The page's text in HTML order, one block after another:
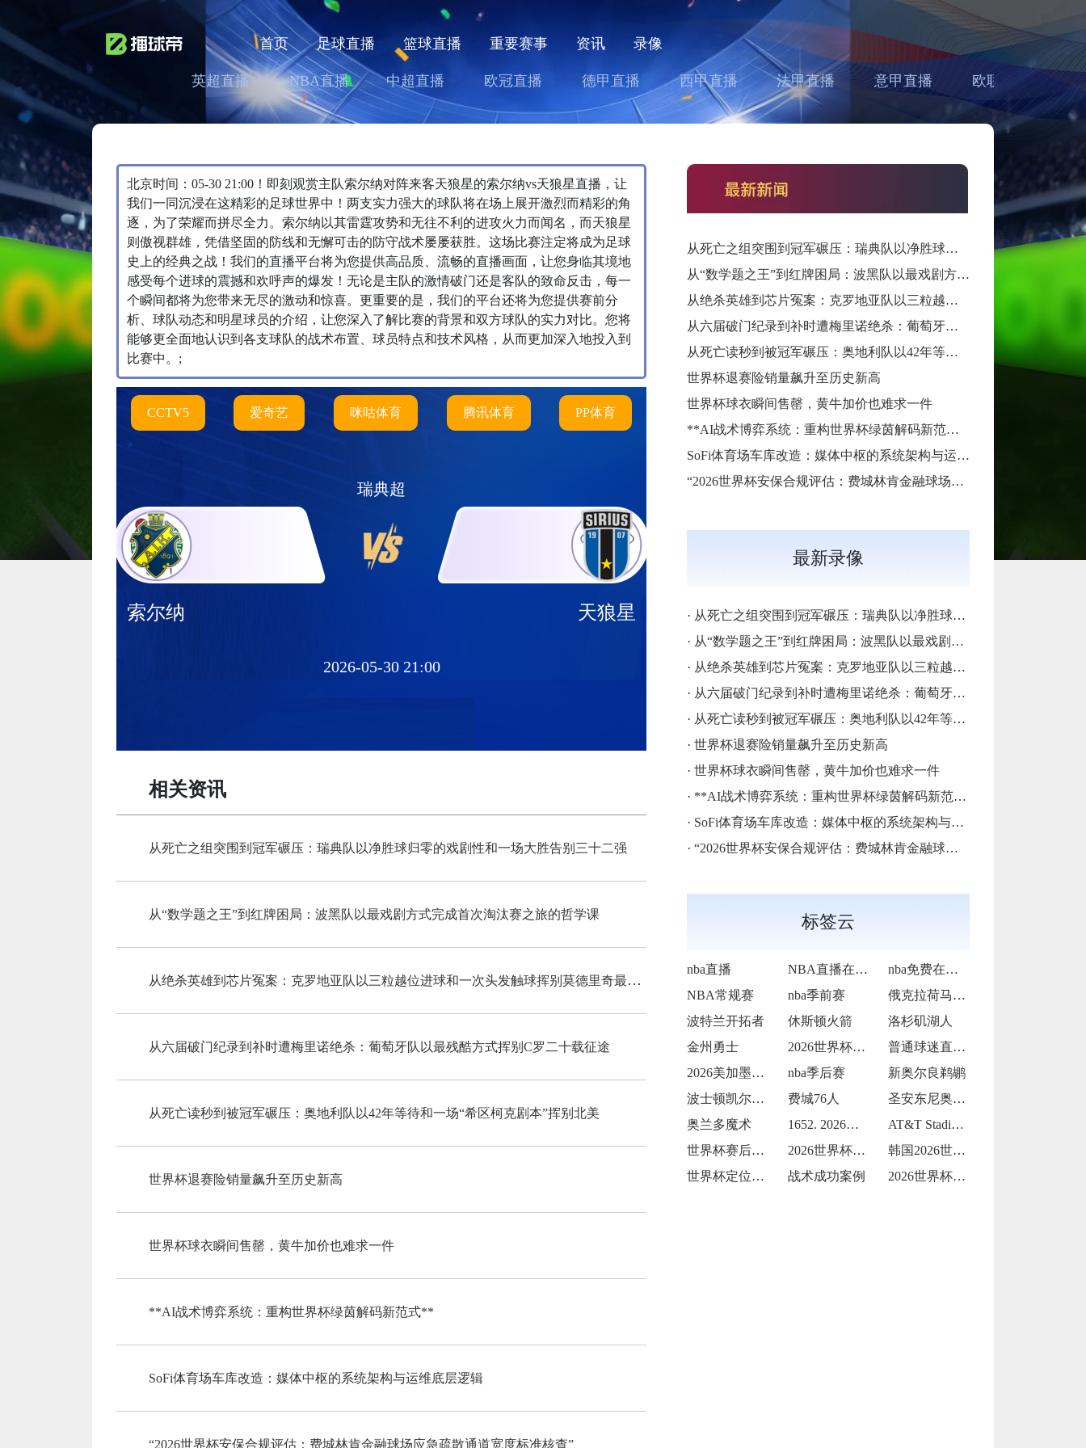
首页 足球直播 篮球直播 重要赛事 资讯 录像
英超直播 NBA直播 中超直播 欧冠直播 德甲直播 西甲直播 法甲直播 意甲直播 欧联直播
北京时间：05-30 21:00！即刻观赏主队索尔纳对阵来客天狼星的索尔纳vs天狼星直播，让
我们一同沉浸在这精彩的足球世界中！两支实力强大的球队将在场上展开激烈而精彩的角
逐，为了荣耀而拼尽全力。索尔纳以其雷霆攻势和无往不利的进攻火力而闻名，而天狼星
则傲视群雄，凭借坚固的防线和无懈可击的防守战术屡屡获胜。这场比赛注定将成为足球
史上的经典之战！我们的直播平台将为您提供高品质、流畅的直播画面，让您身临其境地
感受每个进球的震撼和欢呼声的爆发！无论是主队的激情破门还是客队的致命反击，每一
个瞬间都将为您带来无尽的激动和惊喜。更重要的是，我们的平台还将为您提供赛前分
析、球队动态和明星球员的介绍，让您深入了解比赛的背景和双方球队的实力对比。您将
能够更全面地认识到各支球队的战术布置、球员特点和技术风格，从而更加深入地投入到
比赛中。;
CCTV5 爱奇艺 咪咕体育 腾讯体育 PP体育
瑞典超
索尔纳 天狼星
2026-05-30 21:00
相关资讯
从死亡之组突围到冠军碾压：瑞典队以净胜球归零的戏剧性和一场大胜告别三十二强
从“数学题之王”到红牌困局：波黑队以最戏剧方式完成首次淘汰赛之旅的哲学课
从绝杀英雄到芯片冤案：克罗地亚队以三粒越位进球和一次头发触球挥别莫德里奇最后一舞
从六届破门纪录到补时遭梅里诺绝杀：葡萄牙队以最残酷方式挥别C罗二十载征途
从死亡读秒到被冠军碾压：奥地利队以42年等待和一场“希区柯克剧本”挥别北美
世界杯退赛险销量飙升至历史新高
世界杯球衣瞬间售罄，黄牛加价也难求一件
**AI战术博弈系统：重构世界杯绿茵解码新范式**
SoFi体育场车库改造：媒体中枢的系统架构与运维底层逻辑
“2026世界杯安保合规评估：费城林肯金融球场应急疏散通道宽度标准核查”
从死亡之组突围到冠军碾压：瑞典队以净胜球归零的戏剧性和一场大胜告别三十二强
从“数学题之王”到红牌困局：波黑队以最戏剧方式完成首次淘汰赛之旅的哲学课
从绝杀英雄到芯片冤案：克罗地亚队以三粒越位进球和一次头发触球挥别莫德里奇最后一舞
从六届破门纪录到补时遭梅里诺绝杀：葡萄牙队以最残酷方式挥别C罗二十载征途
从死亡读秒到被冠军碾压：奥地利队以42年等待和一场“希区柯克剧本”挥别北美
世界杯退赛险销量飙升至历史新高
世界杯球衣瞬间售罄，黄牛加价也难求一件
**AI战术博弈系统：重构世界杯绿茵解码新范式**
SoFi体育场车库改造：媒体中枢的系统架构与运维底层逻辑
“2026世界杯安保合规评估：费城林肯金融球场应急疏散通道宽度标准核查”
最新录像
· 从死亡之组突围到冠军碾压：瑞典队以净胜球归零的戏剧性和一场大胜告别三十二强
· 从“数学题之王”到红牌困局：波黑队以最戏剧方式完成首次淘汰赛之旅的哲学课
· 从绝杀英雄到芯片冤案：克罗地亚队以三粒越位进球和一次头发触球挥别莫德里奇最后一舞
· 从六届破门纪录到补时遭梅里诺绝杀：葡萄牙队以最残酷方式挥别C罗二十载征途
· 从死亡读秒到被冠军碾压：奥地利队以42年等待和一场“希区柯克剧本”挥别北美
· 世界杯退赛险销量飙升至历史新高
· 世界杯球衣瞬间售罄，黄牛加价也难求一件
· **AI战术博弈系统：重构世界杯绿茵解码新范式**
· SoFi体育场车库改造：媒体中枢的系统架构与运维底层逻辑
· “2026世界杯安保合规评估：费城林肯金融球场应急疏散通道宽度标准核查”
标签云
nba直播 NBA直播在线观看
nba免费在线高清直播
NBA常规赛
nba季前赛
俄克拉荷马雷霆
波特兰开拓者
休斯顿火箭
洛杉矶湖人
金州勇士
2026世界杯转播收费过高
普通球迷直呼看不起
2026美加墨世界杯决赛场地提前封闭维护
nba季后赛
新奥尔良鹈鹕
波士顿凯尔特人
费城76人
圣安东尼奥马刺
奥兰多魔术
1652. 2026世界杯：Levi's
AT&T Stadium从橄榄球到足球的
世界杯赛后球迷放生黄鳝钻裤腿
2026世界杯两黄变一红：裁判尺度引发巨
韩国2026世界杯首战能否延续不败？
世界杯定位球战术运用成效显著
战术成功案例 2026世界杯黑马逆袭的战术借鉴